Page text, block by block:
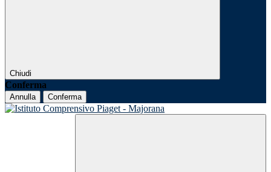
Chiudi
Conferma
Annulla Conferma